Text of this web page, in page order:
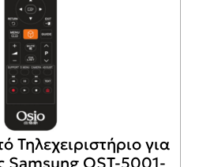
Τηλεχειριστήριο για
Samsung OST-5001-